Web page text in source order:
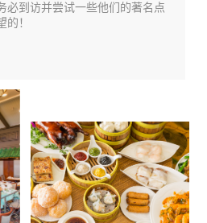
必到访并尝试一些他们的著名点
！